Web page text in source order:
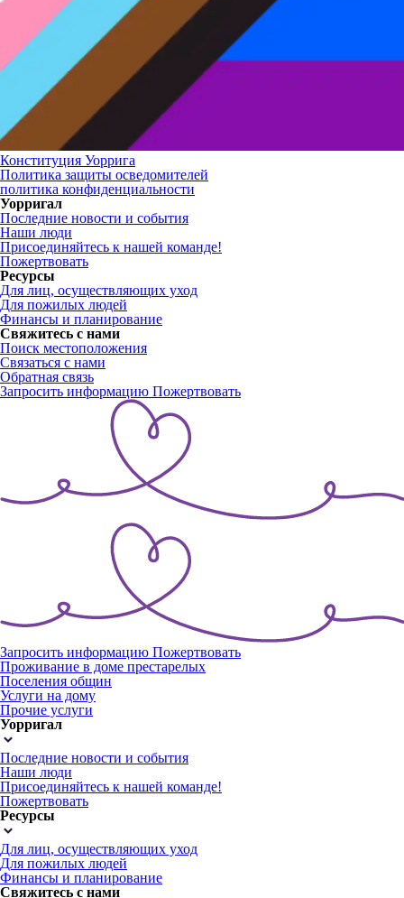
Конституция Уоррига
Политика защиты осведомителей
политика конфиденциальности
Уорригал
Последние новости и события
Наши люди
Присоединяйтесь к нашей команде!
Пожертвовать
Ресурсы
Для лиц, осуществляющих уход
Для пожилых людей
Финансы и планирование
Свяжитесь с нами
Поиск местоположения
Связаться с нами
Обратная связь
Запросить информацию Пожертвовать
Запросить информацию Пожертвовать
Проживание в доме престарелых
Поселения общин
Услуги на дому
Прочие услуги
Уорригал
Последние новости и события
Наши люди
Присоединяйтесь к нашей команде!
Пожертвовать
Ресурсы
Для лиц, осуществляющих уход
Для пожилых людей
Финансы и планирование
Свяжитесь с нами